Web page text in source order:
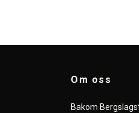
Om oss
Bakom